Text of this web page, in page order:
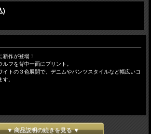
)
作が登場！
フを背中一面にプリント。
イトの３色展開で、デニムやパンツスタイルなど幅広いコ
。
肩幅４４ｃｍ 袖丈２２ｃｍ 着丈７１ｃｍ
▼ 商品説明の続きを見る ▼